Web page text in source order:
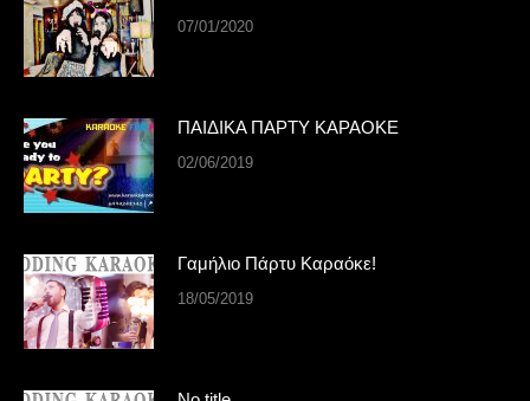
07/01/2020
ΠΑΙΔΙΚΑ ΠΑΡΤΥ ΚΑΡΑΟΚΕ
02/06/2019
Γαμήλιο Πάρτυ Καραόκε!
18/05/2019